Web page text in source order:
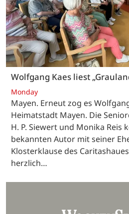
Wolfgang Kaes liest
Monday
Mayen. Erneut zog es
Heimatstadt Mayen. Die
H. P. Siewert und Monika Reis
bekannten Autor mit seiner
Klosterklause des
herzlich…